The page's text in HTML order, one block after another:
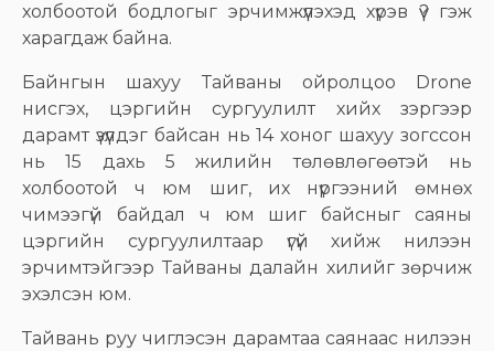
холбоотой бодлогыг эрчимжүүлэхэд хүрэв үү? гэж
харагдаж байна.
Байнгын шахуу Тайваны ойролцоо Drone
нисгэх, цэргийн сургуулилт хийх зэргээр
дарамт үзүүлдэг байсан нь 14 хоног шахуу зогссон
нь 15 дахь 5 жилийн төлөвлөгөөтэй нь
холбоотой ч юм шиг, их нүргээний өмнөх
чимээгүй байдал ч юм шиг байсныг саяны
цэргийн сургуулилтаар үгүй хийж нилээн
эрчимтэйгээр Тайваны далайн хилийг зөрчиж
эхэлсэн юм.
Тайвань руу чиглэсэн дарамтаа саянаас нилээн